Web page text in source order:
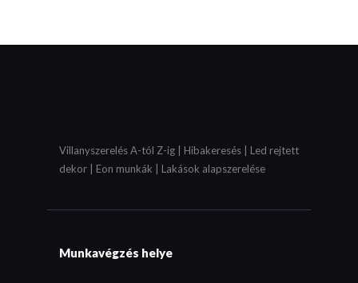
Villanyszerelés A-tól Z-ig | Hibakeresés | Led rejtett
dekor | Eon munkák | Lakások alapszerelése
Munkavégzés helye